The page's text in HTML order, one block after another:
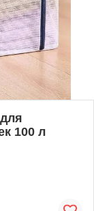
100 л